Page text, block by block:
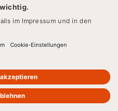
Datenschutz
Impressum
SRH Holding
Vertrag kündigen